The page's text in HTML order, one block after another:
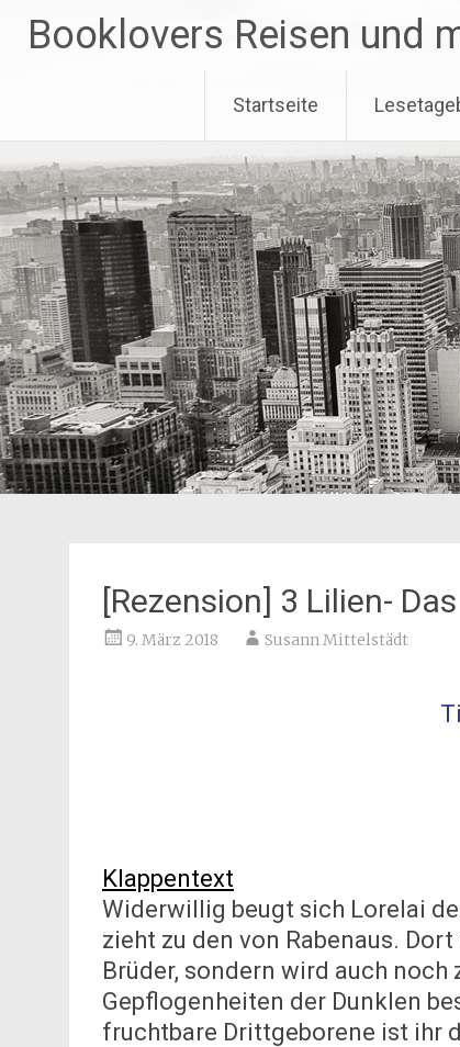
InhaltBooklovers Reisen und
Startseite
[Rezension] 3 Lilien-
9. März 2018 Susann Mittelstädt
Klappentext
Widerwillig beugt sich Lorelai
zieht zu den von Rabenaus.
Brüder, sondern wird auch
Gepflogenheiten der Dunklen
fruchtbare Drittgeborene ist ihr